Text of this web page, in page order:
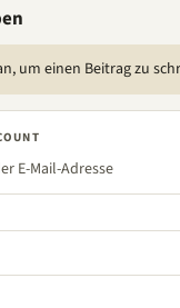
um einen Beitrag zu
E-Mail-Adresse